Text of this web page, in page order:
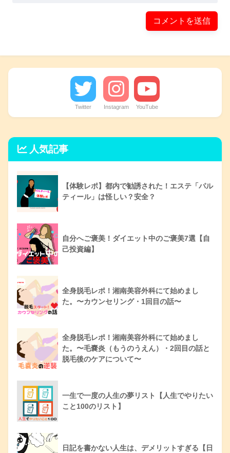
Twitter Instagram YouTube
人気記事
【体験レポ】都内で勧誘された！エステ「パル
ティール」は怪しい？安全？
自分へご褒美！ダイエット中のご褒美7選【自
己投資編】
全身脱毛レポ！湘南美容外科にて始めまし
た。〜カウンセリング・1回目の話〜
全身脱毛レポ！湘南美容外科にて始めまし
た。〜毛嚢炎（もうのうえん）・2回目の話と
脱毛後のケアについて〜
一生で一度の人生の夢リスト【人生でやりたい
こと100のリスト】
日記を書かない人生は、デメリットすぎる【日